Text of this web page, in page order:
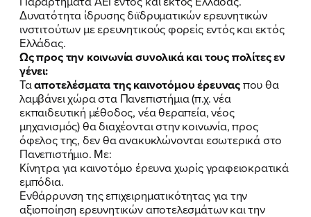
ΠΟΙΑ ΕΙΜΑΙ
ΕΡΓΟ
ΕΚΔΗΛΩΣΕΙΣ
Δυνατότητα ίδρυσης διϊδρυματικών ερευνητικών
ινστιτούτων με ερευνητικούς φορείς εντός και εκτός
Ελλάδας.
Ως προς την κοινωνία συνολικά και τους πολίτες εν
γένει:
Τααποτελέσματα της καινοτόμου έρευναςπου θα
λαμβάνει χώρα στα Πανεπιστήμια (π.χ. νέα
εκπαιδευτική μέθοδος, νέα θεραπεία, νέος
μηχανισμός) θα διαχέονται στην κοινωνία, προς
όφελος της, δεν θα ανακυκλώνονται εσωτερικά στο
Πανεπιστήμιο. Με:
Κίνητρα για καινοτόμο έρευνα χωρίς γραφειοκρατικά
εμπόδια.
Ενθάρρυνση της επιχειρηματικότητας για την
αξιοποίηση ερευνητικών αποτελεσμάτων και την